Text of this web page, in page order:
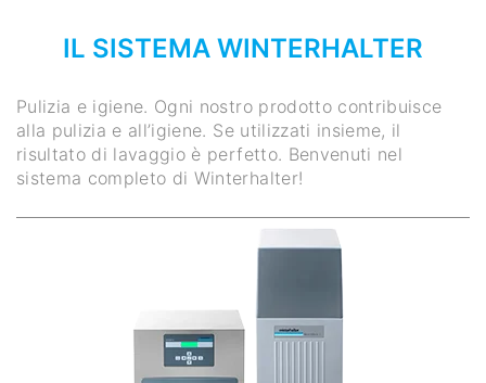
IL SISTEMA WINTERHALTER
Pulizia e igiene. Ogni nostro prodotto contribuisce
alla pulizia e all’igiene. Se utilizzati insieme, il
risultato di lavaggio è perfetto. Benvenuti nel
sistema completo di Winterhalter!